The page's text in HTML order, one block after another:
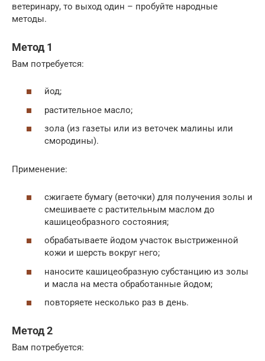
ветеринару, то выход один – пробуйте народные
методы.
Метод 1
Вам потребуется:
йод;
растительное масло;
зола (из газеты или из веточек малины или
смородины).
Применение:
сжигаете бумагу (веточки) для получения золы и
смешиваете с растительным маслом до
кашицеобразного состояния;
обрабатываете йодом участок выстриженной
кожи и шерсть вокруг него;
наносите кашицеобразную субстанцию из золы
и масла на места обработанные йодом;
повторяете несколько раз в день.
Метод 2
Вам потребуется: